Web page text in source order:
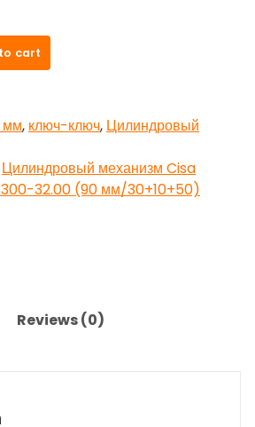
cart
мм, ключ-ключ, Цилиндровый
Цилиндровый механизм Cisa
32.00 (90 мм/30+10+50)
Reviews (0)